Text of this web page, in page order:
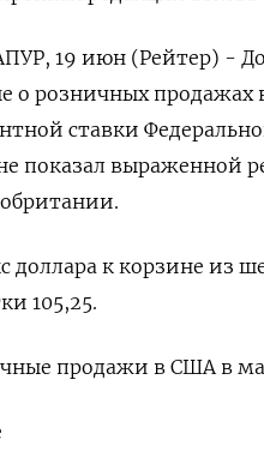
19 июн (Рейтер) -
о розничных
ставки
показал выраженной
доллара к корзине из
105,25​.
продажи в США в